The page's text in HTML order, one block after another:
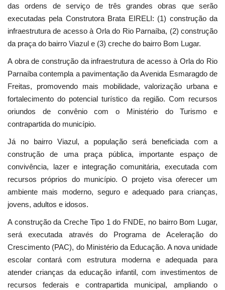
das ordens de serviço de três grandes obras que serão
executadas pela Construtora Brata EIRELI: (1) construção da
infraestrutura de acesso à Orla do Rio Parnaíba, (2) construção
da praça do bairro Viazul e (3) creche do bairro Bom Lugar.
A obra de construção da infraestrutura de acesso à Orla do Rio
Parnaíba contempla a pavimentação da Avenida Esmaragdo de
Freitas, promovendo mais mobilidade, valorização urbana e
fortalecimento do potencial turístico da região. Com recursos
oriundos de convênio com o Ministério do Turismo e
contrapartida do município.
Já no bairro Viazul, a população será beneficiada com a
construção de uma praça pública, importante espaço de
convivência, lazer e integração comunitária, executada com
recursos próprios do município. O projeto visa oferecer um
ambiente mais moderno, seguro e adequado para crianças,
jovens, adultos e idosos.
A construção da Creche Tipo 1 do FNDE, no bairro Bom Lugar,
será executada através do Programa de Aceleração do
Crescimento (PAC), do Ministério da Educação. A nova unidade
escolar contará com estrutura moderna e adequada para
atender crianças da educação infantil, com investimentos de
recursos federais e contrapartida municipal, ampliando o